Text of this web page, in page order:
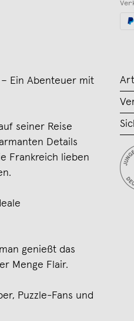
– Ein Abenteuer mit
seiner Reise
Details
Frankreich lieben
genießt das
Menge Flair.
Puzzle-Fans und